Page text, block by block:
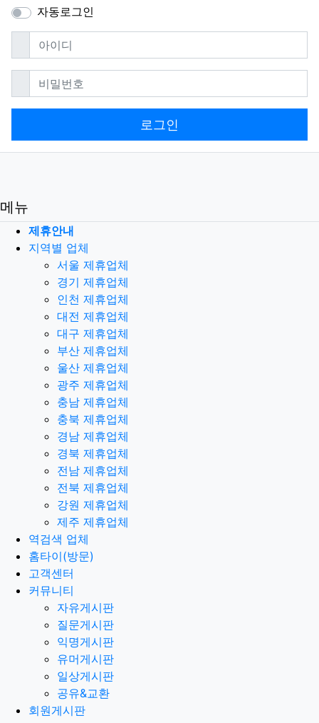
자동로그인
아이디필수
비밀번호필수
로그인
메뉴
제휴안내
지역별 업체
서울 제휴업체
경기 제휴업체
인천 제휴업체
대전 제휴업체
대구 제휴업체
부산 제휴업체
울산 제휴업체
광주 제휴업체
충남 제휴업체
충북 제휴업체
경남 제휴업체
경북 제휴업체
전남 제휴업체
전북 제휴업체
강원 제휴업체
제주 제휴업체
역검색 업체
홈타이(방문)
고객센터
커뮤니티
자유게시판
질문게시판
익명게시판
유머게시판
일상게시판
공유&교환
회원게시판